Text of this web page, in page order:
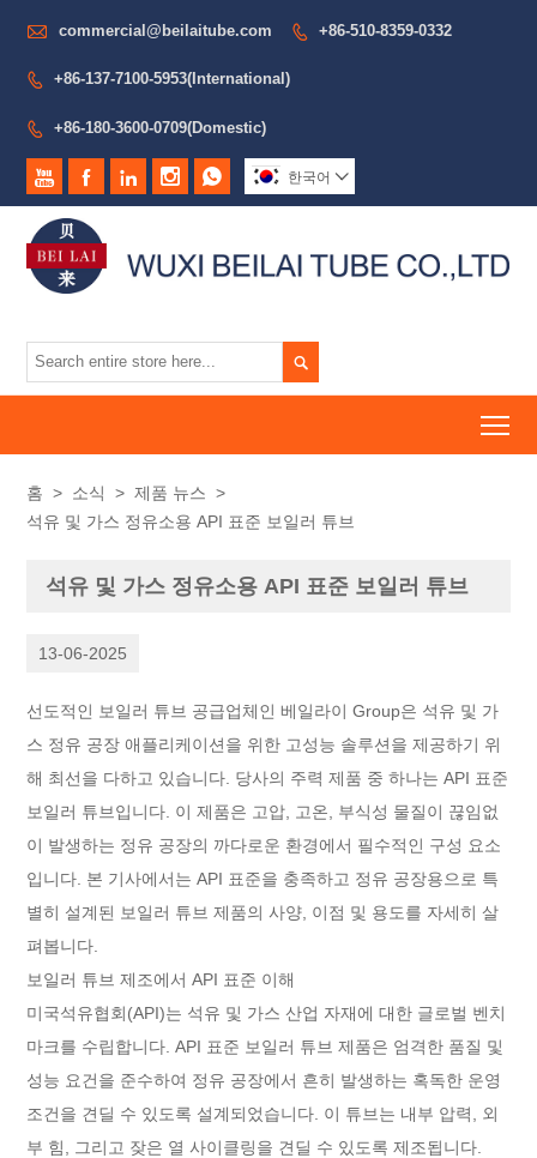
 commercial@beilaitube.com  +86-510-8359-0332
 +86-137-7100-5953(International)
 +86-180-3600-0709(Domestic)
     한국어 

홈 > 소식 > 제품 뉴스 >
석유 및 가스 정유소용 API 표준 보일러 튜브
석유 및 가스 정유소용 API 표준 보일러 튜브
13-06-2025
선도적인 보일러 튜브 공급업체인 베일라이 Group은 석유 및 가
스 정유 공장 애플리케이션을 위한 고성능 솔루션을 제공하기 위
해 최선을 다하고 있습니다. 당사의 주력 제품 중 하나는 API 표준
보일러 튜브입니다. 이 제품은 고압, 고온, 부식성 물질이 끊임없
이 발생하는 정유 공장의 까다로운 환경에서 필수적인 구성 요소
입니다. 본 기사에서는 API 표준을 충족하고 정유 공장용으로 특
별히 설계된 보일러 튜브 제품의 사양, 이점 및 용도를 자세히 살
펴봅니다.
보일러 튜브 제조에서 API 표준 이해
미국석유협회(API)는 석유 및 가스 산업 자재에 대한 글로벌 벤치
마크를 수립합니다. API 표준 보일러 튜브 제품은 엄격한 품질 및
성능 요건을 준수하여 정유 공장에서 흔히 발생하는 혹독한 운영
조건을 견딜 수 있도록 설계되었습니다. 이 튜브는 내부 압력, 외
부 힘, 그리고 잦은 열 사이클링을 견딜 수 있도록 제조됩니다.